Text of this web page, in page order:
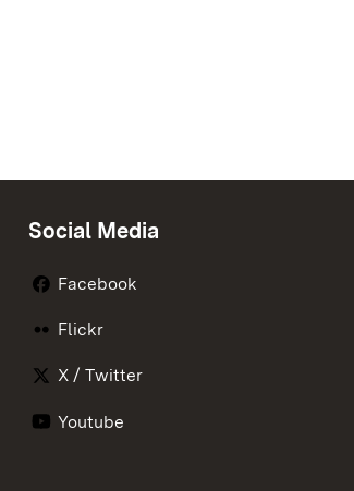
Social Media
Facebook
Flickr
X / Twitter
Youtube